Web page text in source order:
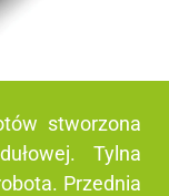
stworzona
Tylna
Przednia